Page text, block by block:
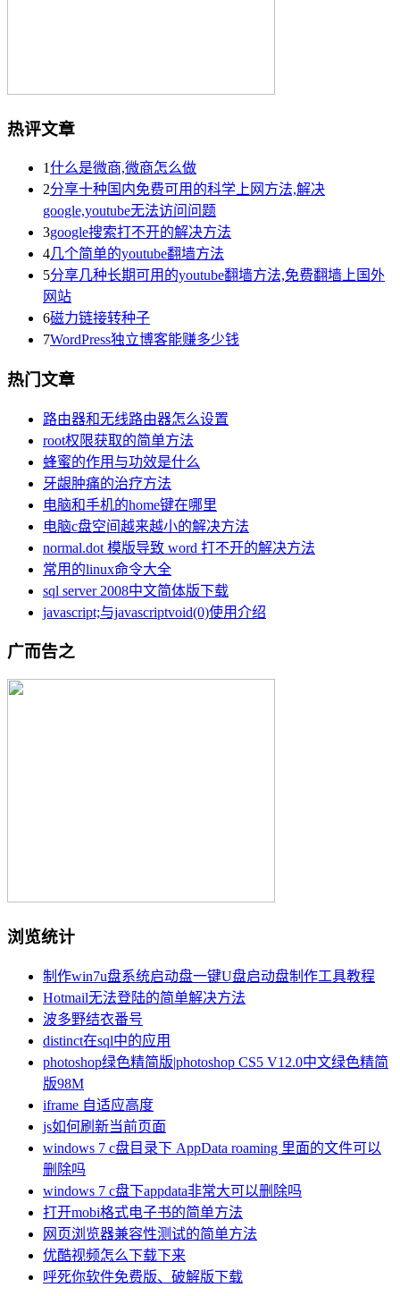
热评文章
1什么是微商,微商怎么做
2分享十种国内免费可用的科学上网方法,解决
google,youtube无法访问问题
3google搜索打不开的解决方法
4几个简单的youtube翻墙方法
5分享几种长期可用的youtube翻墙方法,免费翻墙上国外
网站
6磁力链接转种子
7WordPress独立博客能赚多少钱
热门文章
路由器和无线路由器怎么设置
root权限获取的简单方法
蜂蜜的作用与功效是什么
牙龈肿痛的治疗方法
电脑和手机的home键在哪里
电脑c盘空间越来越小的解决方法
normal.dot 模版导致 word 打不开的解决方法
常用的linux命令大全
sql server 2008中文简体版下载
javascript;与javascriptvoid(0)使用介绍
广而告之
浏览统计
制作win7u盘系统启动盘一键U盘启动盘制作工具教程
Hotmail无法登陆的简单解决方法
波多野结衣番号
distinct在sql中的应用
photoshop绿色精简版|photoshop CS5 V12.0中文绿色精简
版98M
iframe 自适应高度
js如何刷新当前页面
windows 7 c盘目录下 AppData roaming 里面的文件可以
删除吗
windows 7 c盘下appdata非常大可以删除吗
打开mobi格式电子书的简单方法
网页浏览器兼容性测试的简单方法
优酷视频怎么下载下来
呼死你软件免费版、破解版下载